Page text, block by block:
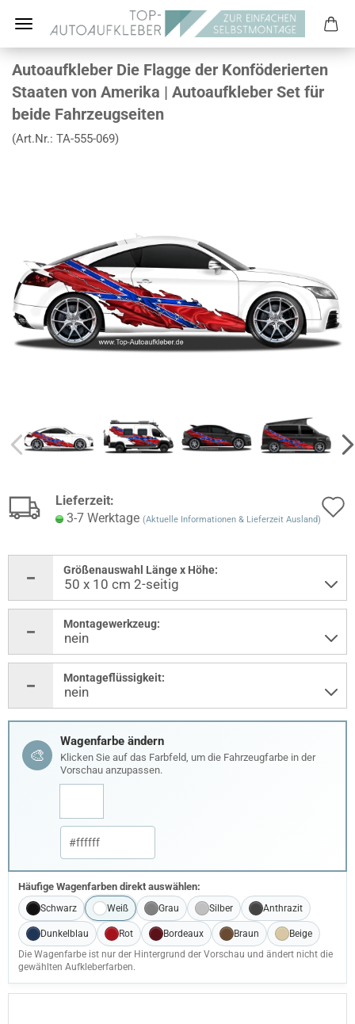
Autoaufkleber Die Flagge der Konföderierten
Staaten von Amerika | Autoaufkleber Set für
beide Fahrzeugseiten
(Art.Nr.: TA-555-069)
Lieferzeit:
3-7 Werktage (Aktuelle Informationen & Lieferzeit Ausland)
Größenauswahl Länge x Höhe:
Montagewerkzeug:
Montageflüssigkeit:
🎨
Wagenfarbe ändern
Klicken Sie auf das Farbfeld, um die Fahrzeugfarbe in der
Vorschau anzupassen.
Häufige Wagenfarben direkt auswählen:
Schwarz Weiß Grau Silber Anthrazit
Dunkelblau Rot Bordeaux Braun
Beige
Die Wagenfarbe ist nur der Hintergrund der Vorschau und ändert nicht die
gewählten Aufkleberfarben.